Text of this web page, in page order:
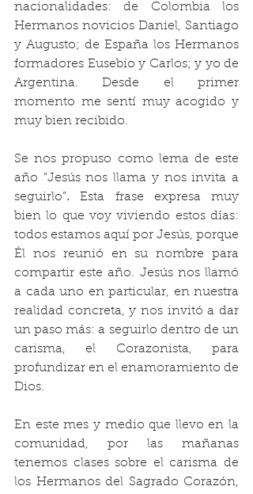
nacionalidades: de Colombia los
Hermanos novicios Daniel, Santiago
y Augusto; de España los Hermanos
formadores Eusebio y Carlos; y yo de
Argentina. Desde el primer
momento me sentí muy acogido y
muy bien recibido.
Se nos propuso como lema de este
año “Jesús nos llama y nos invita a
seguirlo”. Esta frase expresa muy
bien lo que voy viviendo estos días:
todos estamos aquí por Jesús, porque
Él nos reunió en su nombre para
compartir este año. Jesús nos llamó
a cada uno en particular, en nuestra
realidad concreta, y nos invitó a dar
un paso más: a seguirlo dentro de un
carisma, el Corazonista, para
profundizar en el enamoramiento de
Dios.
En este mes y medio que llevo en la
comunidad, por las mañanas
tenemos clases sobre el carisma de
los Hermanos del Sagrado Corazón,